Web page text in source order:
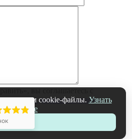
cookie-файлы. Узнать
подробнее
Принять
вы соглашаетесь с
данных компании